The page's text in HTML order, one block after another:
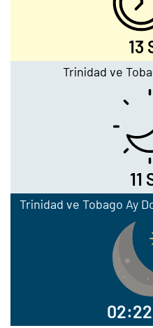
13
Trinidad ve
11
Trinidad ve Tobago Ay
02:22